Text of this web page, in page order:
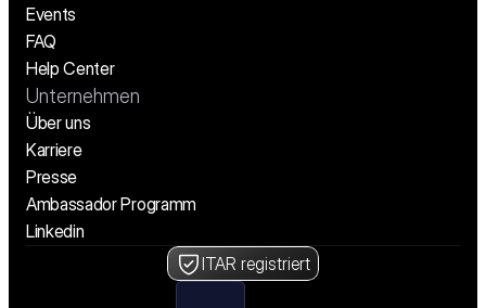
Events
FAQ
Help Center
Unternehmen
Über uns
Karriere
Presse
Ambassador Programm
Linkedin
ITAR registriert